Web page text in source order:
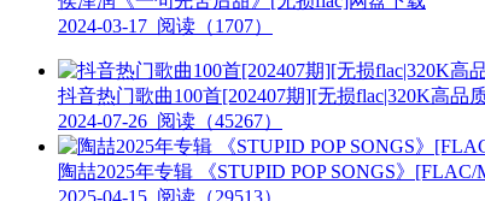
2024-03-17 阅读（1707）
抖音热门歌曲100首[202407期][无损flac|320K高品
2024-07-26 阅读（45267）
陶喆2025年专辑 《STUPID POP SONGS》